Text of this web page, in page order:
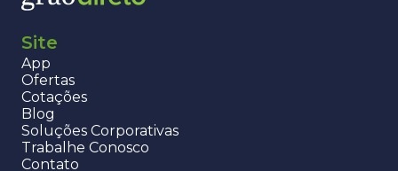
Site
App
Ofertas
Cotações
Blog
Soluções Corporativas
Trabalhe Conosco
Contato